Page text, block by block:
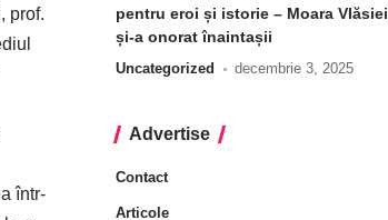
prof.
într-
pentru eroi și istorie – Moara Vlăsiei
și-a onorat înaintașii
Uncategorized decembrie 3, 2025
Advertise
Contact
Articole